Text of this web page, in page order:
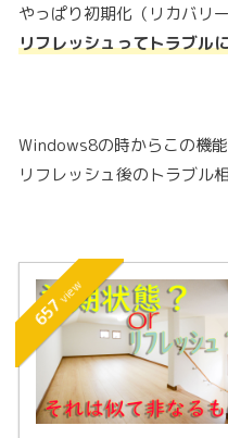
やっぱり初期化（リカバリ
リフレッシュってトラブル
Windows8の時からこの機
リフレッシュ後のトラブル
657
view